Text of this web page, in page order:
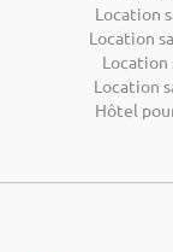
Location
Location
Location
Location
Hôtel